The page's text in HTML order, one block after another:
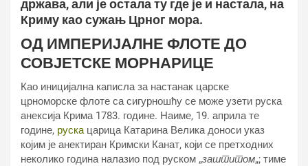
држава, али је остала ту где је и настала, на
Криму као сужањ Црног мора.
ОД ИМПЕРИЈАЛНЕ ФЛОТЕ ДО
СОВЈЕТСКЕ МОРНАРИЦЕ
Као иницијална каписла за настанак царске
црноморске флоте са сигурношћу се може узети руска
анексија Крима 1783. године. Наиме, 19. априла те
године, руска царица Катарина Велика доноси указ
којим је анектиран Кримски Канат, који се претходних
неколико година налазио под руском „заштитом„; тиме